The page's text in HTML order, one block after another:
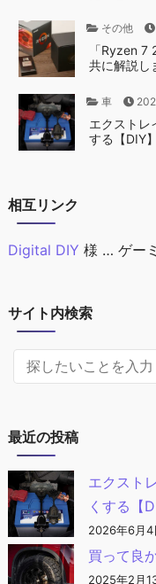
その他
「Ryzen 7
共に解説し
車
エクストレ
する【DIY】
相互リンク
Digital DIY 様 … ゲー
サイト内検索
サイト内検索
最近の投稿
エクスト
くする【
2026年6月4
買って良
2025年2月